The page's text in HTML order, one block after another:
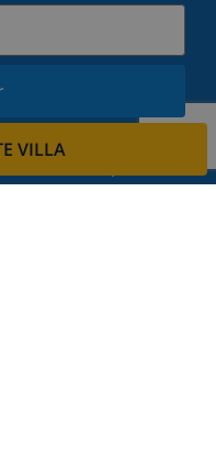
VILLA
et restez informé